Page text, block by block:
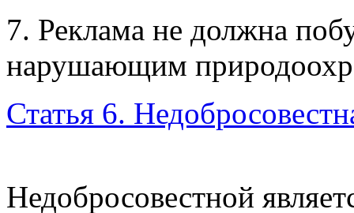
7. Реклама не должна
нарушающим
Статья 6.
Недобросовестной